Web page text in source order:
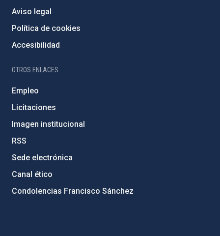
Aviso legal
Política de cookies
Accesibilidad
OTROS ENLACES
Empleo
Licitaciones
Imagen institucional
RSS
Sede electrónica
Canal ético
Condolencias Francisco Sánchez